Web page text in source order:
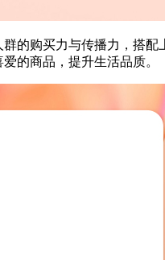
的购买力与传播力，搭配
的商品，提升生活品质。